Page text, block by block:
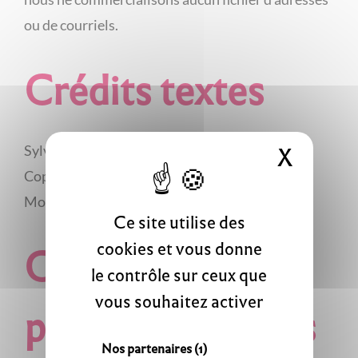
Ce site utilise des
cookies et vous donne
le contrôle sur ceux que
vous souhaitez activer
Nos partenaires(1)
X
ou de courriels.
Crédits textes
Sylvie Carlier, Damien Chantrenne, Laëtitia
Copeau, Matteo Gianesselli, Marilou Perino-
Mosca, Louise Raveneau, Christelle Rochette.
Crédits
photographiques